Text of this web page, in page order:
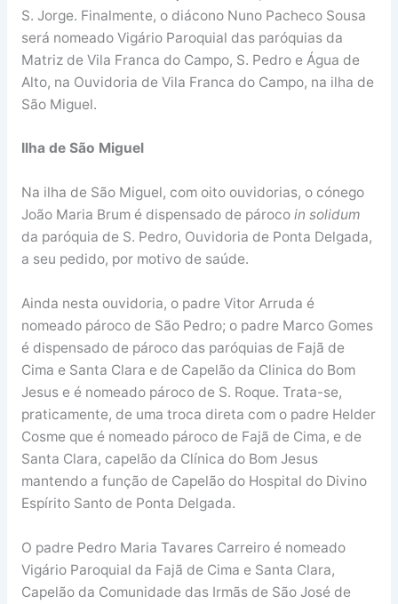
S. Jorge. Finalmente, o diácono Nuno Pacheco Sousa
será nomeado Vigário Paroquial das paróquias da
Matriz de Vila Franca do Campo, S. Pedro e Água de
Alto, na Ouvidoria de Vila Franca do Campo, na ilha de
São Miguel.
Ilha de São Miguel
Na ilha de São Miguel, com oito ouvidorias, o cónego
João Maria Brum é dispensado de pároco in solidum
da paróquia de S. Pedro, Ouvidoria de Ponta Delgada,
a seu pedido, por motivo de saúde.
Ainda nesta ouvidoria, o padre Vitor Arruda é
nomeado pároco de São Pedro; o padre Marco Gomes
é dispensado de pároco das paróquias de Fajã de
Cima e Santa Clara e de Capelão da Clinica do Bom
Jesus e é nomeado pároco de S. Roque. Trata-se,
praticamente, de uma troca direta com o padre Helder
Cosme que é nomeado pároco de Fajã de Cima, e de
Santa Clara, capelão da Clínica do Bom Jesus
mantendo a função de Capelão do Hospital do Divino
Espírito Santo de Ponta Delgada.
O padre Pedro Maria Tavares Carreiro é nomeado
Vigário Paroquial da Fajã de Cima e Santa Clara,
Capelão da Comunidade das Irmãs de São José de